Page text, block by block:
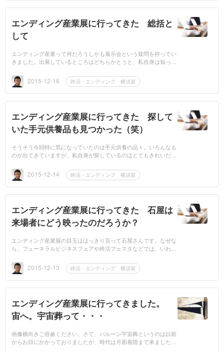
エンディング産業展に行ってきた 総括と
して
エンディング産業って何だろうしかも展示会という疑問を持ってい
きました。出展しているところはどちらかとうと、私自身は知って
あり... 2015-12-16 終活・エンディング 横須賀
エンディング産業展に行ってきた 探して
いた手元供養品も見つかった（笑）
そうそう今回特に気になっていたのは手元供養の品々。いろんなも
のが出てきていますが、私自身が探しているのはとてもきれいだけ
（笑... 2015-12-14 終活・エンディング 横須賀
エンディング産業展に行ってきた 石屋は
来場者にどう映ったのだろうか？
エンディング産業展の目玉ははっきり言って石屋さんです。なぜな
ら、フューネラルビジネスフェアや終活フェスタなどでは、いわゆ
めたので...2015-12-13 終活・エンディング 横須賀
エンディング産業展に行ってきました。
宙へ。宇宙葬って・・・
画像横向きご容赦ください。さて、バルーン宇宙葬というのは以前
からお目にかかっておりましたが、時代は月面着陸まで来ました。